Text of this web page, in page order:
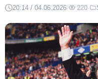
20:14 / 04.06.2026· 220·